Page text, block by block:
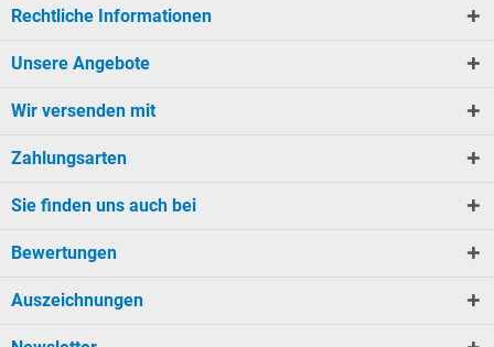
Rechtliche Informationen
Unsere Angebote
Wir versenden mit
Zahlungsarten
Sie finden uns auch bei
Bewertungen
Auszeichnungen